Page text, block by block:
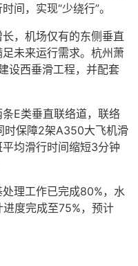
间，实现“少绕行”。
，机场仅有的东侧垂直
未来运行需求。杭州萧
设西垂滑工程，并配套
E类垂直联络道，联络
时保障2架A350大飞机滑
均滑行时间缩短3分钟
理工作已完成80%，水
度完成至75%，预计